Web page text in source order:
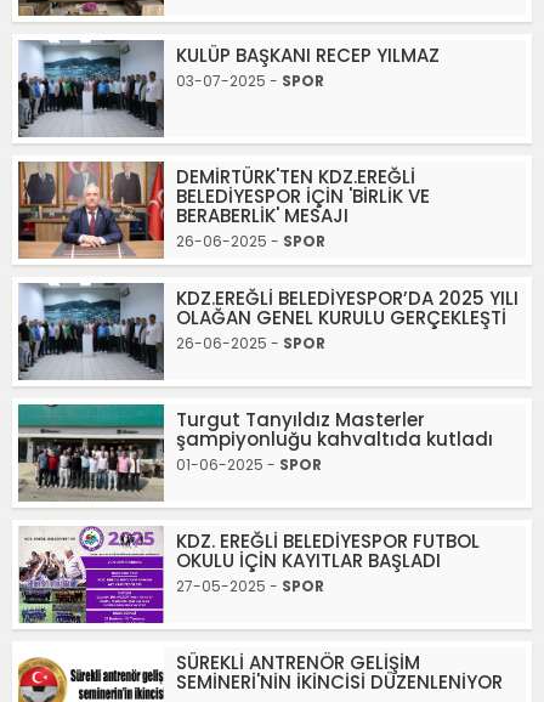
KULÜP BAŞKANI RECEP YILMAZ
03-07-2025 - SPOR
DEMİRTÜRK'TEN KDZ.EREĞLİ
BELEDİYESPOR İÇİN 'BİRLİK VE
BERABERLİK' MESAJI
26-06-2025 - SPOR
KDZ.EREĞLİ BELEDİYESPOR’DA 2025 YILI
OLAĞAN GENEL KURULU GERÇEKLEŞTİ
26-06-2025 - SPOR
Turgut Tanyıldız Masterler
şampiyonluğu kahvaltıda kutladı
01-06-2025 - SPOR
KDZ. EREĞLİ BELEDİYESPOR FUTBOL
OKULU İÇİN KAYITLAR BAŞLADI
27-05-2025 - SPOR
SÜREKLİ ANTRENÖR GELİŞİM
SEMİNERİ'NİN İKİNCİSİ DÜZENLENİYOR